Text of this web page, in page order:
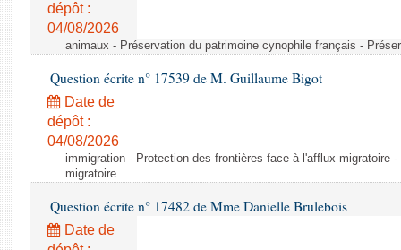
dépôt :
04/08/2026
animaux - Préservation du patrimoine cynophile français -
Question écrite n° 17539 de M. Guillaume Bigot
Date de
dépôt :
04/08/2026
immigration - Protection des frontières face à l'afflux migratoire
migratoire
Question écrite n° 17482 de Mme Danielle Brulebois
Date de